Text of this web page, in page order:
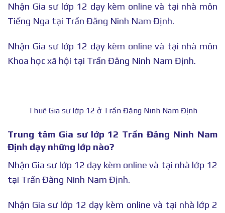
Nhận Gia sư lớp 12 dạy kèm online và tại nhà môn
Tiếng Nga tại Trần Đăng Ninh Nam Định.
Nhận Gia sư lớp 12 dạy kèm online và tại nhà môn
Khoa học xã hội tại Trần Đăng Ninh Nam Định.
Thuê Gia sư lớp 12 ở Trần Đăng Ninh Nam Định
Trung tâm Gia sư lớp 12 Trần Đăng Ninh Nam
Định dạy những lớp nào?
Nhận Gia sư lớp 12 dạy kèm online và tại nhà lớp 12
tại Trần Đăng Ninh Nam Định.
Nhận Gia sư lớp 12 dạy kèm online và tại nhà lớp 2